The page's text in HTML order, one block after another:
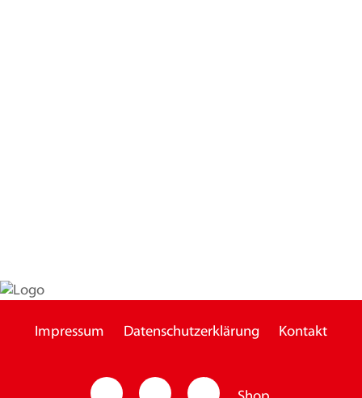
Impressum Datenschutzerklärung Kontakt